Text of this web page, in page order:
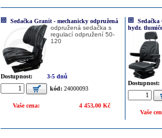
Sedačka Granit - mechanicky odpružená
odpružená sedačka s
regulací odpružení 50-
120
Dostupnost:
3-5 dnů
kód: 24000093
Vaše cena: 4 453,00 Kč
hydr.
Dostupnost:
Vaše